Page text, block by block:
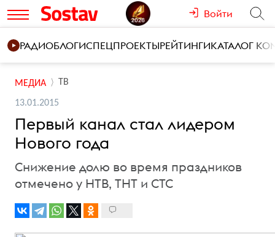
Войти
РАДИОБЛОГИСПЕЦПРОЕКТЫРЕЙТИНГИКАТАЛОГ
МЕДИА ТВ
13.01.2015
Первый канал стал лидером
Нового года
Снижение долю во время праздников
отмечено у НТВ, ТНТ и СТС